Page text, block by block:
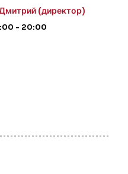
(директор)
- 20:00